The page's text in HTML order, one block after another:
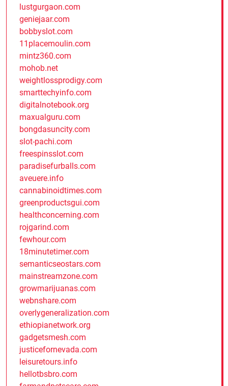
lustgurgaon.com
geniejaar.com
bobbyslot.com
11placemoulin.com
mintz360.com
mohob.net
weightlossprodigy.com
smarttechyinfo.com
digitalnotebook.org
maxualguru.com
bongdasuncity.com
slot-pachi.com
freespinsslot.com
paradisefurballs.com
aveuere.info
cannabinoidtimes.com
greenproductsgui.com
healthconcerning.com
rojgarind.com
fewhour.com
18minutetimer.com
semanticseostars.com
mainstreamzone.com
growmarijuanas.com
webnshare.com
overlygeneralization.com
ethiopianetwork.org
gadgetsmesh.com
justicefornevada.com
leisuretours.info
hellotbsbro.com